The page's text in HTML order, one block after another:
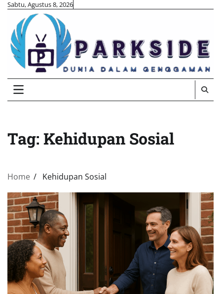
Skip
content
Sabtu, Agustus 8, 2026
Tag: Kehidupan Sosial
Home Kehidupan Sosial